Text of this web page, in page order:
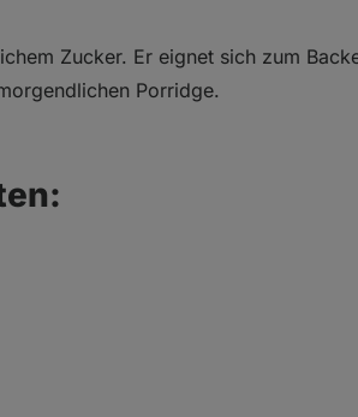
Zucker. Er eignet sich zum
Porridge.